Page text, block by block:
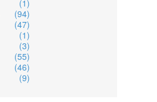
(1)
(94)
(47)
(1)
(3)
(55)
(46)
(9)